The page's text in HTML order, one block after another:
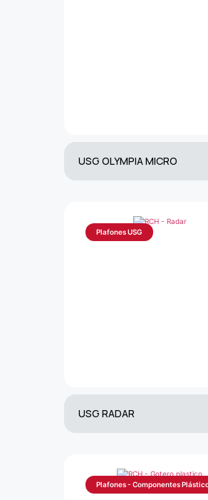
USG OLYMPIA MICRO
Plafones USG
USG RADAR
Plafones - Componentes